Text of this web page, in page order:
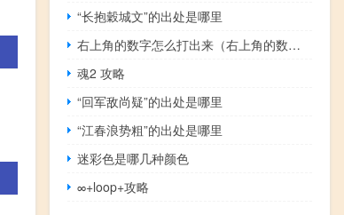
“长抱穀城文”的出处是哪里
右上角的数字怎么打出来（右上角的数字怎么打）
魂2 攻略
“回军敌尚疑”的出处是哪里
“江春浪势粗”的出处是哪里
迷彩色是哪几种颜色
∞+loop+攻略